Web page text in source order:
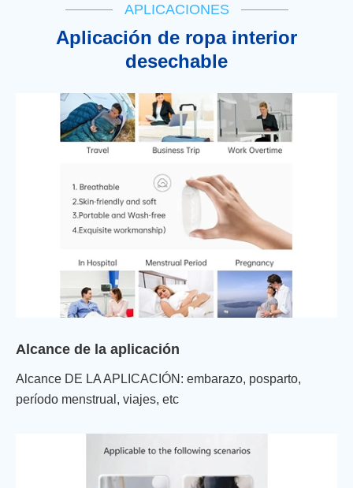
APLICACIONES
Aplicación de ropa interior
desechable
Alcance de la aplicación
Alcance DE LA APLICACIÓN: embarazo, posparto,
período menstrual, viajes, etc